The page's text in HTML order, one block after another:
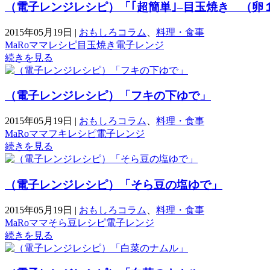
（電子レンジレシピ）「｢超簡単｣–目玉焼き （卵
2015年05月19日 | おもしろコラム
料理・食事
MaRoママレシピ目玉焼き 電子レンジ
続きを見る
（電子レンジレシピ）「フキの下ゆで」
2015年05月19日 | おもしろコラム
料理・食事
MaRoママフキ レシピ電子レンジ
続きを見る
（電子レンジレシピ）「そら豆の塩ゆで」
2015年05月19日 | おもしろコラム
料理・食事
MaRoママそら豆レシピ電子レンジ
続きを見る